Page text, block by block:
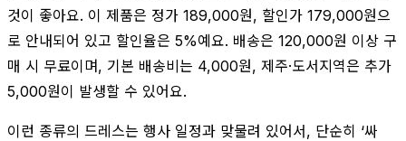
것이 좋아요. 이 제품은 정가 189,000원, 할인가 179,000원으
로 안내되어 있고 할인율은 5%예요. 배송은 120,000원 이상 구
매 시 무료이며, 기본 배송비는 4,000원, 제주·도서지역은 추가
5,000원이 발생할 수 있어요.
이런 종류의 드레스는 행사 일정과 맞물려 있어서, 단순히 ‘싸